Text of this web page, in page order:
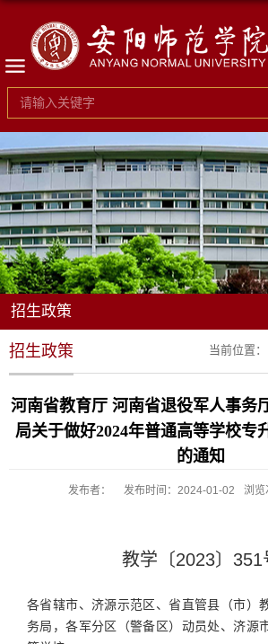
招生政策
当前位置：
招生政策
河南省教育厅 河南省退役军人事务
局关于做好2024年普通高等学校专
的通知
发布者： 发布时间：2024-01-02 浏览
教学〔2023〕351
各省辖市、济源示范区、省直管县（市）
务局，各军分区（警备区）动员处、济源